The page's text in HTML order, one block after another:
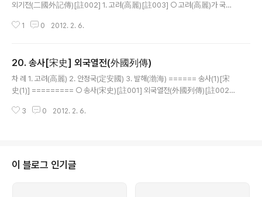
외기전(二國外記傳)[註002] 1. 고려(高麗)[註003] ○ 고려(高麗)가 국가
민(人民)ㆍ토전(土田) 등에 대해서는 역대의 [사적(史籍)에] ..
1 0 2012. 2. 6.
20. 송사[宋史] 외국열전(外國列傳)
차 례 1. 고려(高麗) 2. 안정국(定安國) 3. 발해(渤海) ====== 송사(1)[宋
史(1)] ========= ○ 송사(宋史)[註001] 외국열전(外國列傳)[註002]
우(禹)가 [천하(天下)를] 구주(九州)[註004]로 나눌 적에 기주(冀州) 땅에
3 0 2012. 2. 6.
이 블로그 인기글